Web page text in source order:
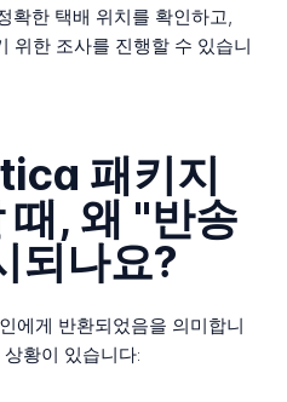
확한 택배 위치를 확인하고,
위한 조사를 진행할 수 있습니
패키지
때, 왜 "반송
되나요?
에게 반환되었음을 의미합니
황이 있습니다: